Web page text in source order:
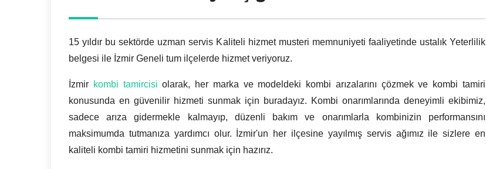
15 yıldır bu sektörde uzman servis Kaliteli hizmet musteri memnuniyeti faaliyetinde ustalık Yeterlilik
belgesi ile İzmir Geneli tum ilçelerde hizmet veriyoruz.
İzmir kombi tamircisiolarak, her marka ve modeldeki kombi arızalarını çözmek ve kombi tamiri
konusunda en güvenilir hizmeti sunmak için buradayız. Kombi onarımlarında deneyimli ekibimiz,
sadece arıza gidermekle kalmayıp, düzenli bakım ve onarımlarla kombinizin performansını
maksimumda tutmanıza yardımcı olur. İzmir'un her ilçesine yayılmış servis ağımız ile sizlere en
kaliteli kombi tamiri hizmetini sunmak için hazırız.